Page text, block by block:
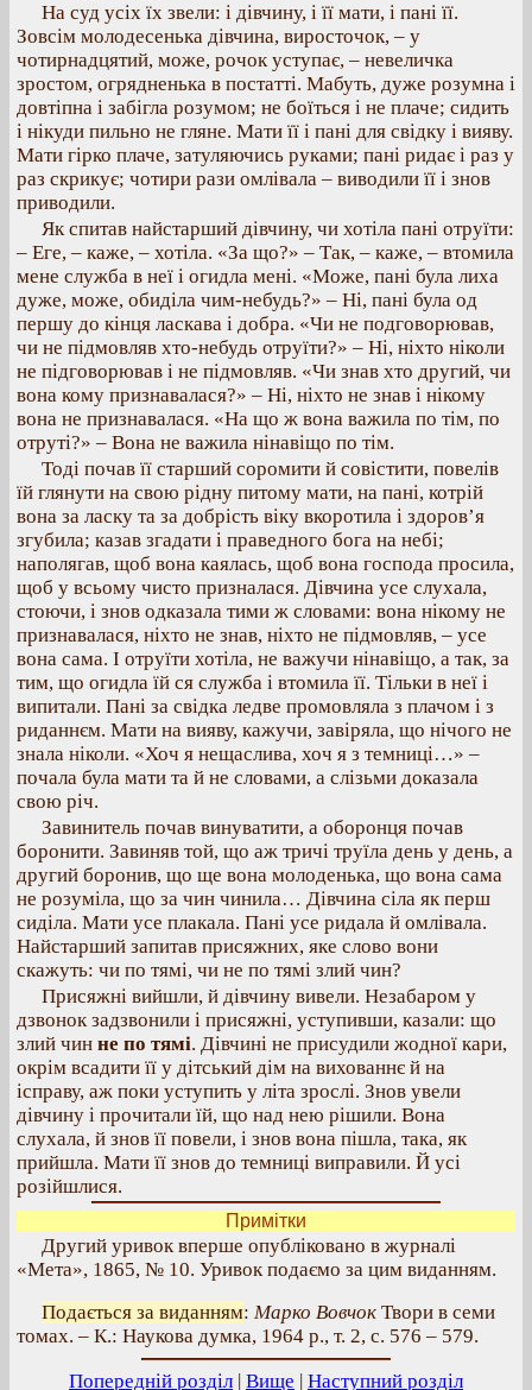
На суд усіх їх звели: і дівчину, і її мати, і пані її.
Зовсім молодесенька дівчина, виросточок, – у
чотирнадцятий, може, рочок уступає, – невеличка
зростом, огрядненька в постатті. Мабуть, дуже розумна і
довтіпна і забігла розумом; не боїться і не плаче; сидить
і нікуди пильно не гляне. Мати її і пані для свідку і вияву.
Мати гірко плаче, затуляючись руками; пані ридає і раз у
раз скрикує; чотири рази омлівала – виводили її і знов
приводили.
Як спитав найстарший дівчину, чи хотіла пані отруїти:
– Еге, – каже, – хотіла. «За що?» – Так, – каже, – втомила
мене служба в неї і огидла мені. «Може, пані була лиха
дуже, може, обиділа чим-небудь?» – Ні, пані була од
першу до кінця ласкава і добра. «Чи не подговорював,
чи не підмовляв хто-небудь отруїти?» – Ні, ніхто ніколи
не підговорював і не підмовляв. «Чи знав хто другий, чи
вона кому признавалася?» – Ні, ніхто не знав і нікому
вона не признавалася. «На що ж вона важила по тім, по
отруті?» – Вона не важила нінавіщо по тім.
Тоді почав її старший соромити й совістити, повелів
їй глянути на свою рідну питому мати, на пані, котрій
вона за ласку та за добрість віку вкоротила і здоров’я
згубила; казав згадати і праведного бога на небі;
наполягав, щоб вона каялась, щоб вона господа просила,
щоб у всьому чисто призналася. Дівчина усе слухала,
стоючи, і знов одказала тими ж словами: вона нікому не
признавалася, ніхто не знав, ніхто не підмовляв, – усе
вона сама. І отруїти хотіла, не важучи нінавіщо, а так, за
тим, що огидла їй ся служба і втомила її. Тільки в неї і
випитали. Пані за свідка ледве промовляла з плачом і з
риданнєм. Мати на вияву, кажучи, завіряла, що нічого не
знала ніколи. «Хоч я нещаслива, хоч я з темниці…» –
почала була мати та й не словами, а слізьми доказала
свою річ.
Завинитель почав винуватити, а оборонця почав
боронити. Завиняв той, що аж тричі труїла день у день, а
другий боронив, що ще вона молоденька, що вона сама
не розуміла, що за чин чинила… Дівчина сіла як перш
сиділа. Мати усе плакала. Пані усе ридала й омлівала.
Найстарший запитав присяжних, яке слово вони
скажуть: чи по тямі, чи не по тямі злий чин?
Присяжні вийшли, й дівчину вивели. Незабаром у
дзвонок задзвонили і присяжні, уступивши, казали: що
злий чин не по тямі. Дівчині не присудили жодної кари,
окрім всадити її у дітський дім на вихованнє й на
ісправу, аж поки уступить у літа зрослі. Знов увели
дівчину і прочитали їй, що над нею рішили. Вона
слухала, й знов її повели, і знов вона пішла, така, як
прийшла. Мати її знов до темниці виправили. Й усі
розійшлися.
Примітки
Другий уривок вперше опубліковано в журналі
«Мета», 1865, № 10. Уривок подаємо за цим виданням.
Подається за виданням: Марко Вовчок Твори в семи
томах. – К.: Наукова думка, 1964 р., т. 2, с. 576 – 579.
Попередній розділ | Вище | Наступний розділ